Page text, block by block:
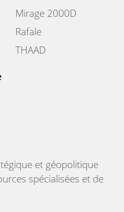
Mirage 2000D
Rafale
THAAD
et géopolitique
spécialisées et de